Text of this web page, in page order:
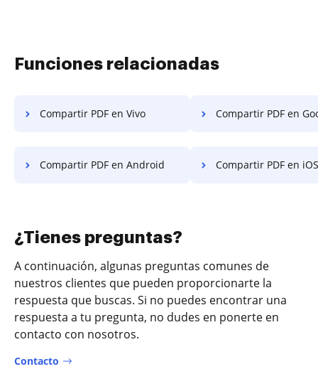
Funciones relacionadas
Compartir PDF en Vivo Compartir PDF en
Compartir PDF en Android Compartir PDF en iOS
¿Tienes preguntas?
A continuación, algunas preguntas comunes de
nuestros clientes que pueden proporcionarte la
respuesta que buscas. Si no puedes encontrar una
respuesta a tu pregunta, no dudes en ponerte en
contacto con nosotros.
Contacto